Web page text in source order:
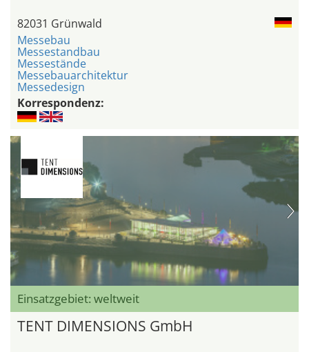
82031 Grünwald
Messebau
Messestandbau
Messestände
Messebauarchitektur
Messedesign
Korrespondenz:
Einsatzgebiet: weltweit
TENT DIMENSIONS GmbH